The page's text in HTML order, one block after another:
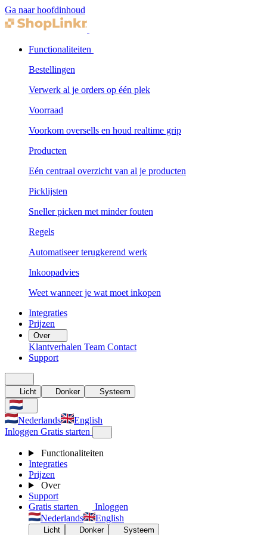
Ga naar hoofdinhoud
Functionaliteiten
Bestellingen
Verwerk al je orders op één plek
Voorraad
Voorkom oversells en houd realtime grip
Producten
Eén centraal overzicht van al je producten
Picklijsten
Sneller picken met minder fouten
Regels
Automatiseer terugkerend werk
Inkoopadvies
Weet wanneer je wat moet inkopen
Integraties
Prijzen
Over
Klantverhalen Team Contact
Support
Licht Donker Systeem
Nederlands
English
Inloggen Gratis starten
Functionaliteiten
Integraties
Prijzen
Over
Support
Gratis starten
Inloggen
Nederlands
English
Licht Donker Systeem